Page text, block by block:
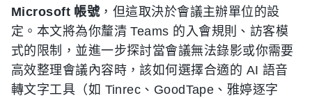
Microsoft 帳號，但這取決於會議主辦單位的設
定。本文將為你釐清 Teams 的入會規則、訪客模
式的限制，並進一步探討當會議無法錄影或你需要
高效整理會議內容時，該如何選擇合適的 AI 語音
轉文字工具（如 Tinrec、GoodTape、雅婷逐字